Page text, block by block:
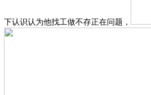
下认识认为他找工做不存正在问题，